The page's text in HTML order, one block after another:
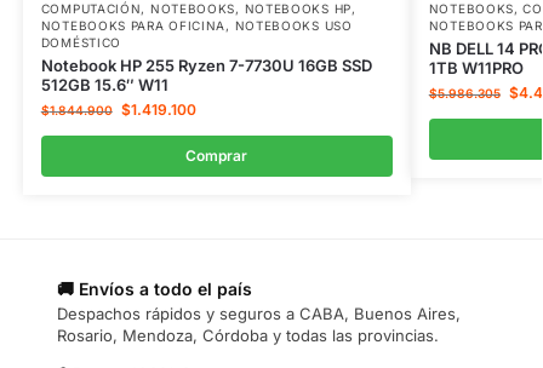
COMPUTACIÓN, NOTEBOOKS, NOTEBOOKS HP,
NOTEBOOKS PARA OFICINA , NOTEBOOKS USO
DOMÉSTICO
Notebook HP 255 Ryzen 7-7730U 16GB SSD
512GB 15.6″ W11
$1.844.900 $1.419.100
Comprar
NOTEBOOKS,
NOTEBOOKS
NB DELL 14
1TB W11PRO
$5.986.305 $
🚚 Envíos a todo el país
Despachos rápidos y seguros a CABA, Buenos Aires,
Rosario, Mendoza, Córdoba y todas las provincias.